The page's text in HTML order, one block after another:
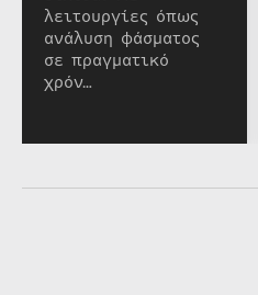
λειτουργίες όπως
ανάλυση φάσματος
σε πραγματικό
χρόν…